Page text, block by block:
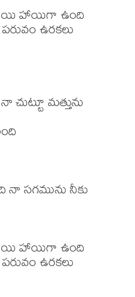
హాయిగా ఉంది
ఉరకలు
మత్తును
సగమును నీకు
హాయిగా ఉంది
ఉరకలు